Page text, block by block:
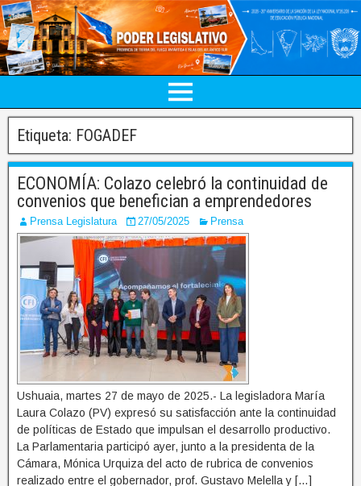
Etiqueta: FOGADEF
ECONOMÍA: Colazo celebró la continuidad de
convenios que benefician a emprendedores
Prensa Legislatura 27/05/2025 Prensa
Ushuaia, martes 27 de mayo de 2025.- La legisladora María
Laura Colazo (PV) expresó su satisfacción ante la continuidad
de políticas de Estado que impulsan el desarrollo productivo.
La Parlamentaria participó ayer, junto a la presidenta de la
Cámara, Mónica Urquiza del acto de rubrica de convenios
realizado entre el gobernador, prof. Gustavo Melella y […]